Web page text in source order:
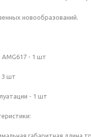
новообразований.
- 1 шт
3 шт
- 1 шт
габаритная длина